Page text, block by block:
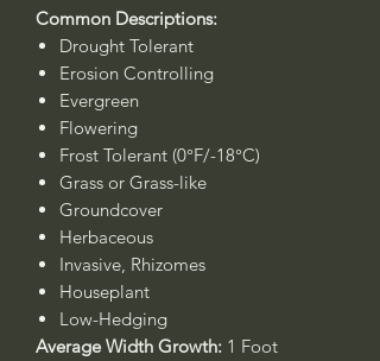
Common Descriptions:
Drought Tolerant
Erosion Controlling
Evergreen
Flowering
Frost Tolerant (0°F/-18°C)
Grass or Grass-like
Groundcover
Herbaceous
Invasive, Rhizomes
Houseplant
Low-Hedging
Average Width Growth: 1 Foot